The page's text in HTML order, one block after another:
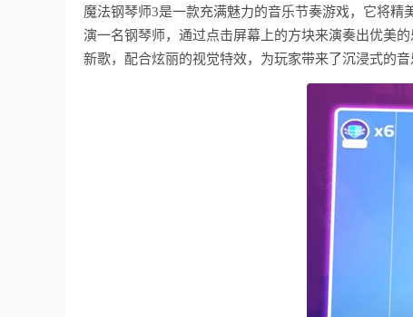
魔法钢琴师3是一款充满魅力的音乐节奏游戏，它将
演一名钢琴师，通过点击屏幕上的方块来演奏出优美
新歌，配合炫丽的视觉特效，为玩家带来了沉浸式的音